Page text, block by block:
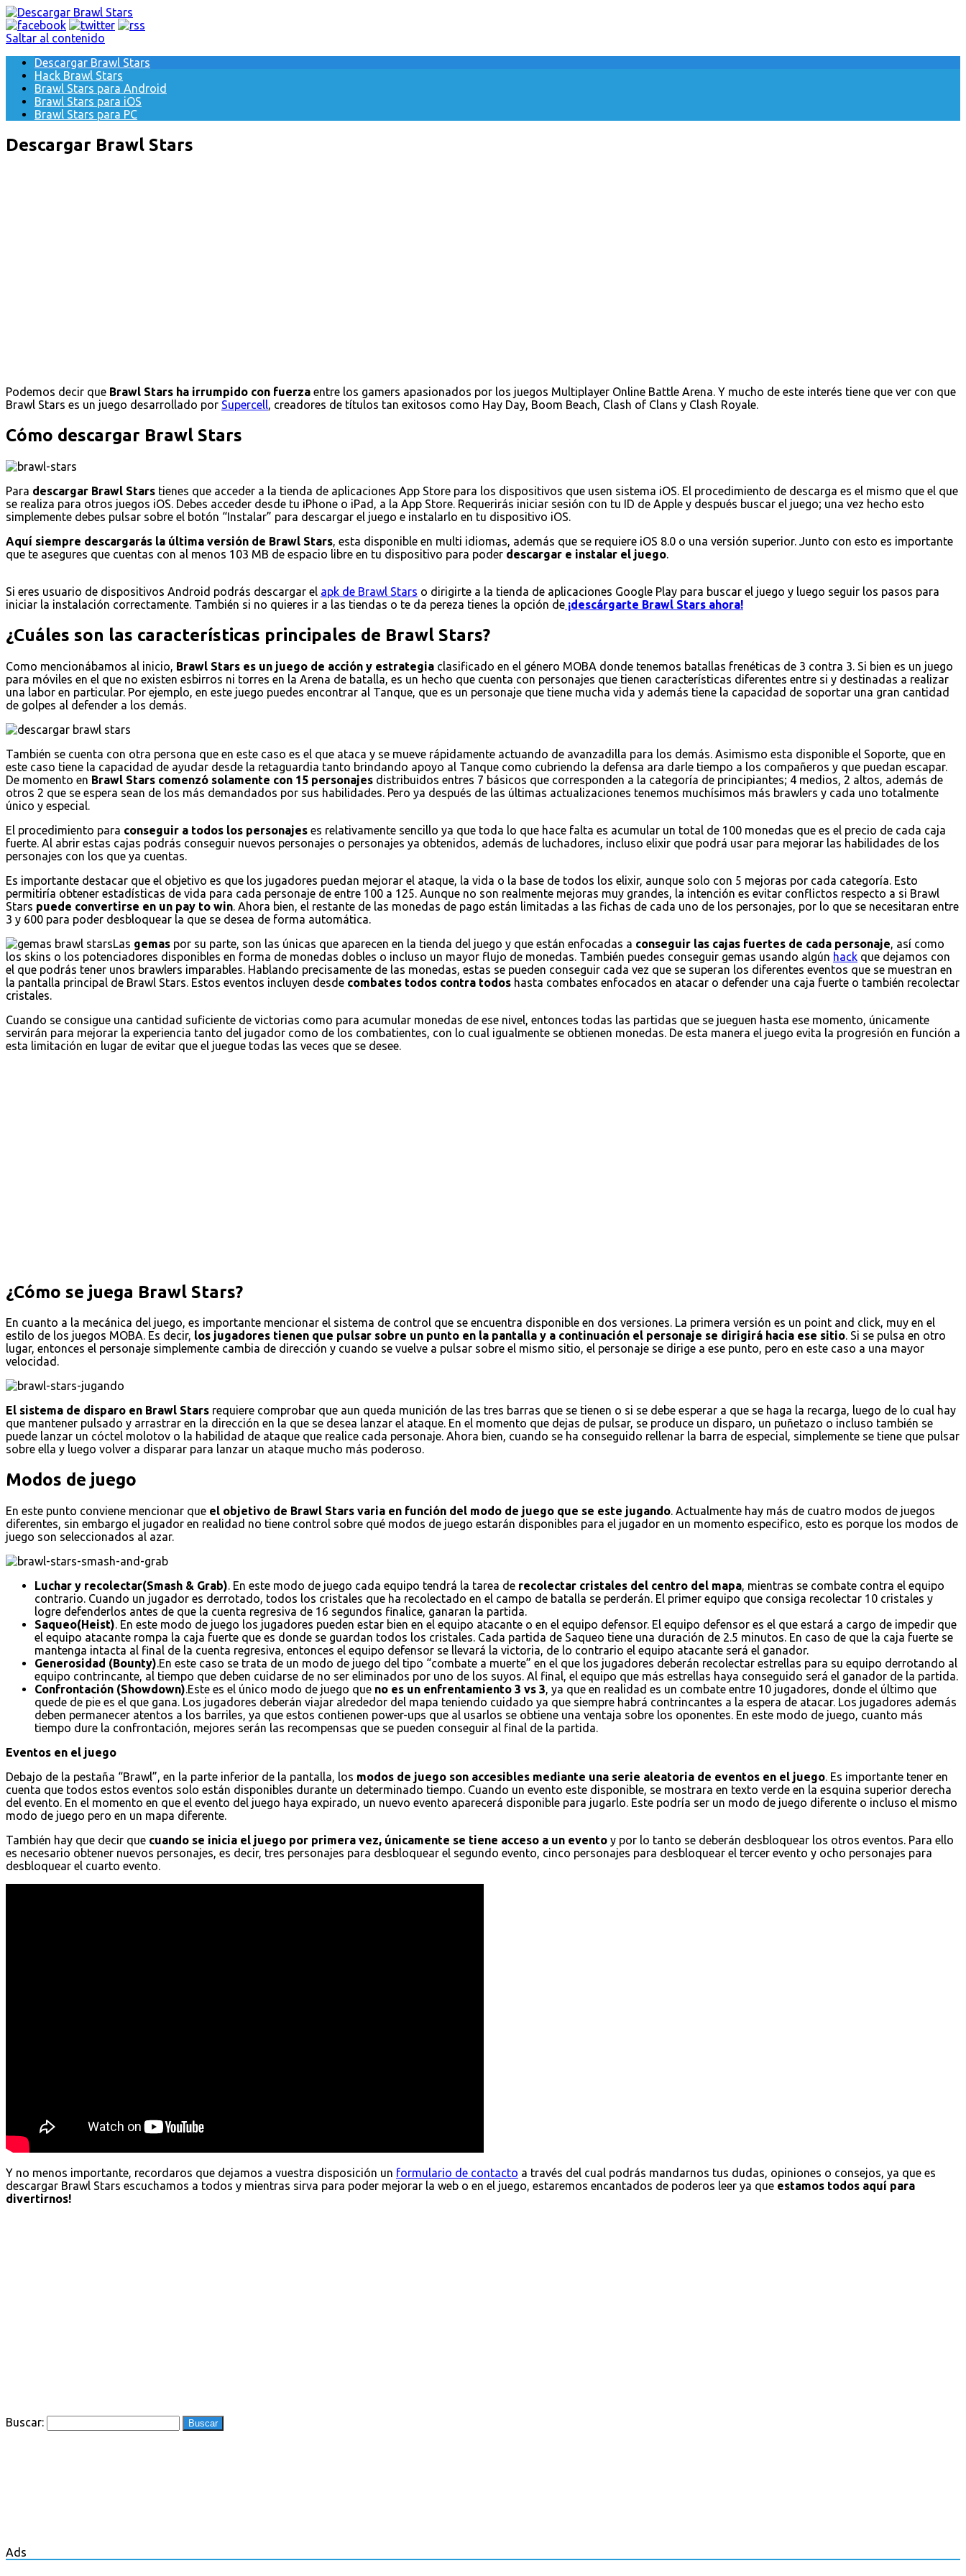
Saltar al contenido
Descargar Brawl Stars
Hack Brawl Stars
Brawl Stars para Android
Brawl Stars para iOS
Brawl Stars para PC
Descargar Brawl Stars
Podemos decir que Brawl Stars ha irrumpido con fuerza entre los gamers apasionados por los juegos Multiplayer Online Battle Arena. Y mucho de este interés tiene que ver con que
Brawl Stars es un juego desarrollado por Supercell, creadores de títulos tan exitosos como Hay Day, Boom Beach, Clash of Clans y Clash Royale.
Cómo descargar Brawl Stars
Para descargar Brawl Stars tienes que acceder a la tienda de aplicaciones App Store para los dispositivos que usen sistema iOS. El procedimiento de descarga es el mismo que el que
se realiza para otros juegos iOS. Debes acceder desde tu iPhone o iPad, a la App Store. Requerirás iniciar sesión con tu ID de Apple y después buscar el juego; una vez hecho esto
simplemente debes pulsar sobre el botón “Instalar” para descargar el juego e instalarlo en tu dispositivo iOS.
Aquí siempre descargarás la última versión de Brawl Stars, esta disponible en multi idiomas, además que se requiere iOS 8.0 o una versión superior. Junto con esto es importante
que te asegures que cuentas con al menos 103 MB de espacio libre en tu dispositivo para poder descargar e instalar el juego.
Si eres usuario de dispositivos Android podrás descargar el apk de Brawl Stars o dirigirte a la tienda de aplicaciones Google Play para buscar el juego y luego seguir los pasos para
iniciar la instalación correctamente. También si no quieres ir a las tiendas o te da pereza tienes la opción de ¡descárgarte Brawl Stars ahora!
¿Cuáles son las características principales de Brawl Stars?
Como mencionábamos al inicio, Brawl Stars es un juego de acción y estrategia clasificado en el género MOBA donde tenemos batallas frenéticas de 3 contra 3. Si bien es un juego
para móviles en el que no existen esbirros ni torres en la Arena de batalla, es un hecho que cuenta con personajes que tienen características diferentes entre si y destinadas a realizar
una labor en particular. Por ejemplo, en este juego puedes encontrar al Tanque, que es un personaje que tiene mucha vida y además tiene la capacidad de soportar una gran cantidad
de golpes al defender a los demás.
También se cuenta con otra persona que en este caso es el que ataca y se mueve rápidamente actuando de avanzadilla para los demás. Asimismo esta disponible el Soporte, que en
este caso tiene la capacidad de ayudar desde la retaguardia tanto brindando apoyo al Tanque como cubriendo la defensa ara darle tiempo a los compañeros y que puedan escapar.
De momento en Brawl Stars comenzó solamente con 15 personajes distribuidos entres 7 básicos que corresponden a la categoría de principiantes; 4 medios, 2 altos, además de
otros 2 que se espera sean de los más demandados por sus habilidades. Pero ya después de las últimas actualizaciones tenemos muchísimos más brawlers y cada uno totalmente
único y especial.
El procedimiento para conseguir a todos los personajes es relativamente sencillo ya que toda lo que hace falta es acumular un total de 100 monedas que es el precio de cada caja
fuerte. Al abrir estas cajas podrás conseguir nuevos personajes o personajes ya obtenidos, además de luchadores, incluso elixir que podrá usar para mejorar las habilidades de los
personajes con los que ya cuentas.
Es importante destacar que el objetivo es que los jugadores puedan mejorar el ataque, la vida o la base de todos los elixir, aunque solo con 5 mejoras por cada categoría. Esto
permitiría obtener estadísticas de vida para cada personaje de entre 100 a 125. Aunque no son realmente mejoras muy grandes, la intención es evitar conflictos respecto a si Brawl
Stars puede convertirse en un pay to win . Ahora bien, el restante de las monedas de pago están limitadas a las fichas de cada uno de los personajes, por lo que se necesitaran entre
3 y 600 para poder desbloquear la que se desea de forma automática.
Las gemas por su parte, son las únicas que aparecen en la tienda del juego y que están enfocadas a conseguir las cajas fuertes de cada personaje , así como
los skins o los potenciadores disponibles en forma de monedas dobles o incluso un mayor flujo de monedas. También puedes conseguir gemas usando algún hack que dejamos con
el que podrás tener unos brawlers imparables. Hablando precisamente de las monedas, estas se pueden conseguir cada vez que se superan los diferentes eventos que se muestran en
la pantalla principal de Brawl Stars. Estos eventos incluyen desde combates todos contra todos hasta combates enfocados en atacar o defender una caja fuerte o también recolectar
cristales.
Cuando se consigue una cantidad suficiente de victorias como para acumular monedas de ese nivel, entonces todas las partidas que se jueguen hasta ese momento, únicamente
servirán para mejorar la experiencia tanto del jugador como de los combatientes, con lo cual igualmente se obtienen monedas. De esta manera el juego evita la progresión en función a
esta limitación en lugar de evitar que el juegue todas las veces que se desee.
¿Cómo se juega Brawl Stars?
En cuanto a la mecánica del juego, es importante mencionar el sistema de control que se encuentra disponible en dos versiones. La primera versión es un point and click, muy en el
estilo de los juegos MOBA. Es decir, los jugadores tienen que pulsar sobre un punto en la pantalla y a continuación el personaje se dirigirá hacia ese sitio. Si se pulsa en otro
lugar, entonces el personaje simplemente cambia de dirección y cuando se vuelve a pulsar sobre el mismo sitio, el personaje se dirige a ese punto, pero en este caso a una mayor
velocidad.
El sistema de disparo en Brawl Stars requiere comprobar que aun queda munición de las tres barras que se tienen o si se debe esperar a que se haga la recarga, luego de lo cual hay
que mantener pulsado y arrastrar en la dirección en la que se desea lanzar el ataque. En el momento que dejas de pulsar, se produce un disparo, un puñetazo o incluso también se
puede lanzar un cóctel molotov o la habilidad de ataque que realice cada personaje. Ahora bien, cuando se ha conseguido rellenar la barra de especial, simplemente se tiene que pulsar
sobre ella y luego volver a disparar para lanzar un ataque mucho más poderoso.
Modos de juego
En este punto conviene mencionar que el objetivo de Brawl Stars varia en función del modo de juego que se este jugando. Actualmente hay más de cuatro modos de juegos
diferentes, sin embargo el jugador en realidad no tiene control sobre qué modos de juego estarán disponibles para el jugador en un momento especifico, esto es porque los modos de
juego son seleccionados al azar.
Luchar y recolectar(Smash & Grab). En este modo de juego cada equipo tendrá la tarea de recolectar cristales del centro del mapa, mientras se combate contra el equipo
contrario. Cuando un jugador es derrotado, todos los cristales que ha recolectado en el campo de batalla se perderán. El primer equipo que consiga recolectar 10 cristales y
logre defenderlos antes de que la cuenta regresiva de 16 segundos finalice, ganaran la partida.
Saqueo(Heist). En este modo de juego los jugadores pueden estar bien en el equipo atacante o en el equipo defensor. El equipo defensor es el que estará a cargo de impedir que
el equipo atacante rompa la caja fuerte que es donde se guardan todos los cristales. Cada partida de Saqueo tiene una duración de 2.5 minutos. En caso de que la caja fuerte se
mantenga intacta al final de la cuenta regresiva, entonces el equipo defensor se llevará la victoria, de lo contrario el equipo atacante será el ganador.
Generosidad (Bounty).En este caso se trata de un modo de juego del tipo “combate a muerte” en el que los jugadores deberán recolectar estrellas para su equipo derrotando al
equipo contrincante, al tiempo que deben cuidarse de no ser eliminados por uno de los suyos. Al final, el equipo que más estrellas haya conseguido será el ganador de la partida.
Confrontación (Showdown).Este es el único modo de juego que no es un enfrentamiento 3 vs 3, ya que en realidad es un combate entre 10 jugadores, donde el último que
quede de pie es el que gana. Los jugadores deberán viajar alrededor del mapa teniendo cuidado ya que siempre habrá contrincantes a la espera de atacar. Los jugadores además
deben permanecer atentos a los barriles, ya que estos contienen power-ups que al usarlos se obtiene una ventaja sobre los oponentes. En este modo de juego, cuanto más
tiempo dure la confrontación, mejores serán las recompensas que se pueden conseguir al final de la partida.
Eventos en el juego
Debajo de la pestaña “Brawl”, en la parte inferior de la pantalla, los modos de juego son accesibles mediante una serie aleatoria de eventos en el juego. Es importante tener en
cuenta que todos estos eventos solo están disponibles durante un determinado tiempo. Cuando un evento este disponible, se mostrara en texto verde en la esquina superior derecha
del evento. En el momento en que el evento del juego haya expirado, un nuevo evento aparecerá disponible para jugarlo. Este podría ser un modo de juego diferente o incluso el mismo
modo de juego pero en un mapa diferente.
También hay que decir que cuando se inicia el juego por primera vez, únicamente se tiene acceso a un evento y por lo tanto se deberán desbloquear los otros eventos. Para ello
es necesario obtener nuevos personajes, es decir, tres personajes para desbloquear el segundo evento, cinco personajes para desbloquear el tercer evento y ocho personajes para
desbloquear el cuarto evento.
Y no menos importante, recordaros que dejamos a vuestra disposición un formulario de contacto a través del cual podrás mandarnos tus dudas, opiniones o consejos, ya que es
descargar Brawl Stars escuchamos a todos y mientras sirva para poder mejorar la web o en el juego, estaremos encantados de poderos leer ya que estamos todos aquí para
divertirnos!
Buscar:
Ads